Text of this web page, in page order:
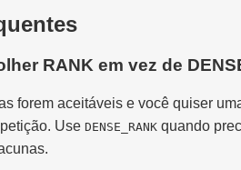
RANK em vez de
forem aceitáveis e você quiser
Use DENSE_RANK quando